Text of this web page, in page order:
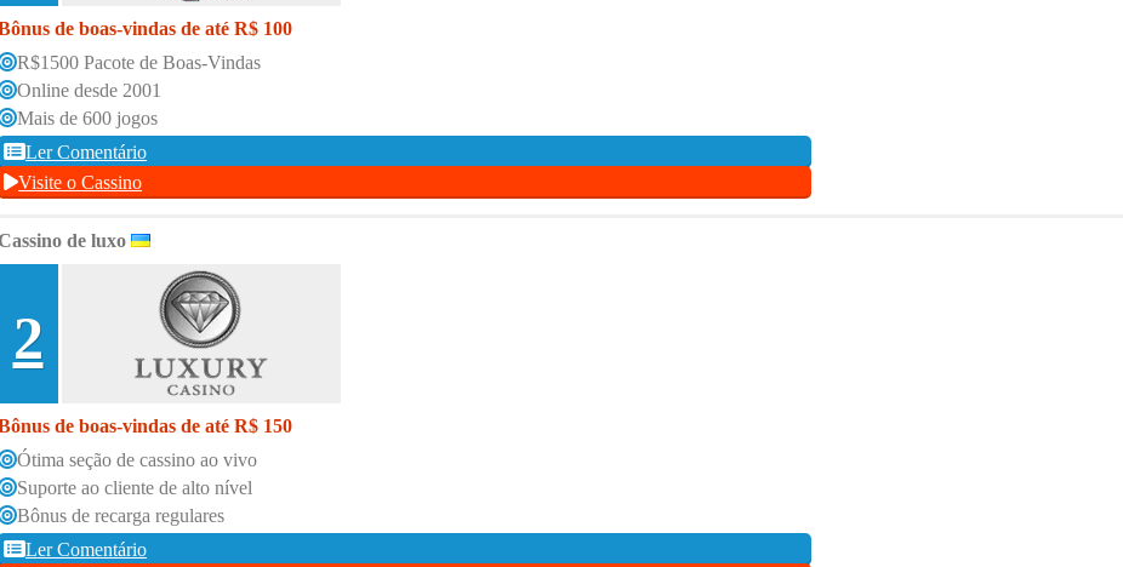
de boas-vindas de até R$ 100
R$1500 Pacote de Boas-Vindas
Online desde 2001
Mais de 600 jogos
Ler Comentário
Visite o Cassino
de luxo
2
de boas-vindas de até R$ 150
Ótima seção de cassino ao vivo
Suporte ao cliente de alto nível
Bônus de recarga regulares
Ler Comentário